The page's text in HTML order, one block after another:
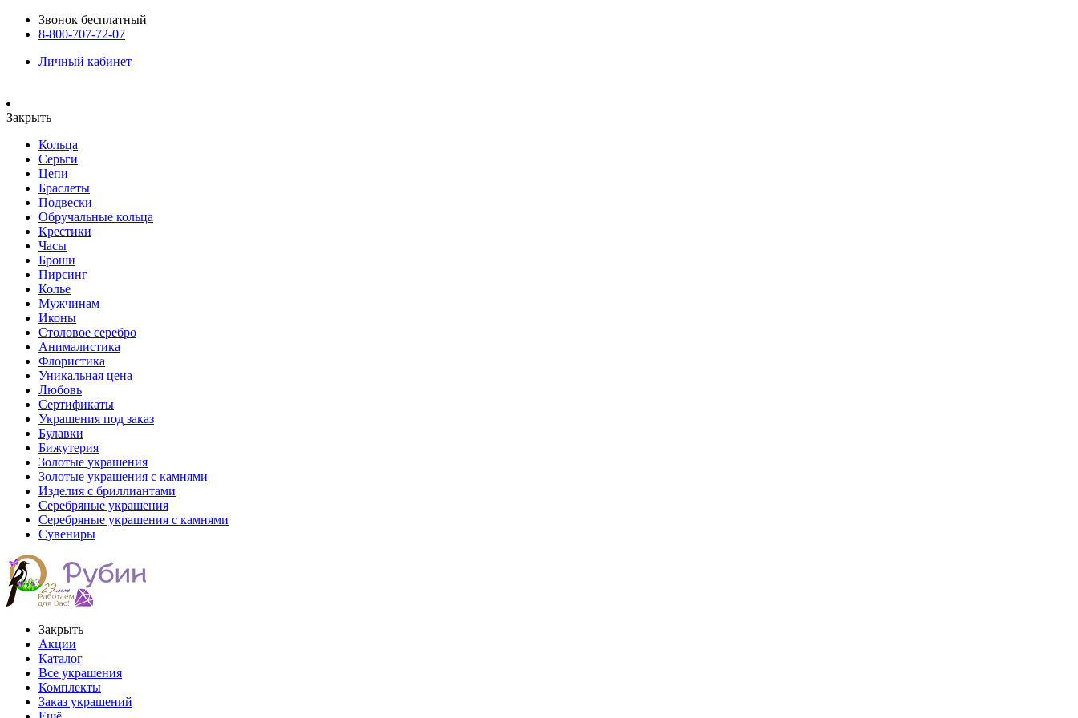
Звонок бесплатный
8-800-707-72-07
Личный кабинет
Закрыть
Кольца
Серьги
Цепи
Браслеты
Подвески
Обручальные кольца
Крестики
Часы
Броши
Пирсинг
Колье
Мужчинам
Иконы
Столовое серебро
Анималистика
Флористика
Уникальная цена
Любовь
Сертификаты
Украшения под заказ
Булавки
Бижутерия
Золотые украшения
Золотые украшения с камнями
Изделия с бриллиантами
Серебряные украшения
Серебряные украшения с камнями
Сувениры
Закрыть
Акции
Каталог
Все украшения
Комплекты
Заказ украшений